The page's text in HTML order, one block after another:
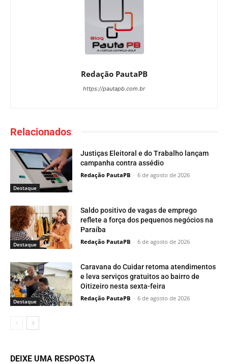
Redação PautaPB
https://pautapb.com.br
Relacionados
Destaque
Justiças Eleitoral e do Trabalho lançam
campanha contra assédio
Redação PautaPB - 6 de agosto de 2026
Destaque
Saldo positivo de vagas de emprego
reflete a força dos pequenos negócios na
Paraíba
Redação PautaPB - 6 de agosto de 2026
Destaque
Caravana do Cuidar retoma atendimentos
e leva serviços gratuitos ao bairro de
Oitizeiro nesta sexta-feira
Redação PautaPB - 6 de agosto de 2026
DEIXE UMA RESPOSTA